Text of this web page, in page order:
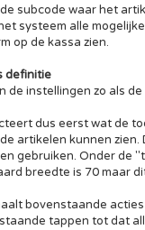
subcode waar het
systeem alle
op de kassa zien.
definitie
de instellingen zo als
dus eerst wat de
artikelen kunnen
gebruiken. Onder de
breedte is 70 maar
bovenstaande
tappen tot dat